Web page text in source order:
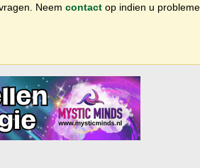
Neem contact op indien u